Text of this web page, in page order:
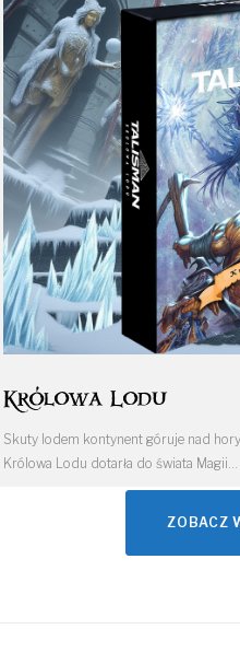
Królowa Lodu
Skuty lodem kontynent góruje nad
Królowa Lodu dotarła do świata Magii…
ZOBACZ